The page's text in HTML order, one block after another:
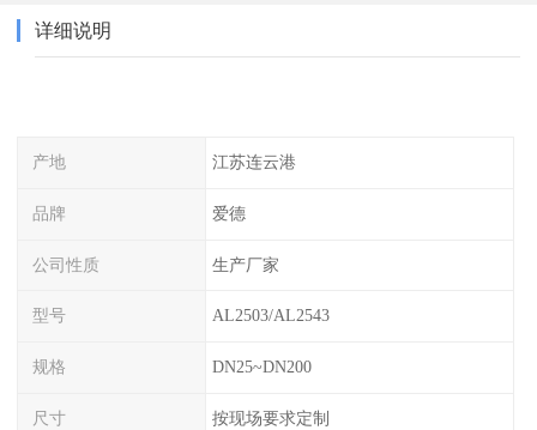
详细说明
产地 江苏连云港
品牌 爱德
公司性质 生产厂家
型号 AL2503/AL2543
规格 DN25~DN200
尺寸 按现场要求定制